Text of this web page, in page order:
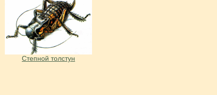
Степной толстун